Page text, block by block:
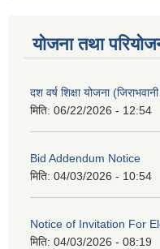
योजना तथा
दश वर्ष शिक्षा योजना
मिति: 06/22/2026 - 12:54
Bid Addendum Notice
मिति: 04/03/2026 - 10:54
Notice of Invitation For
मिति: 04/03/2026 - 08:19